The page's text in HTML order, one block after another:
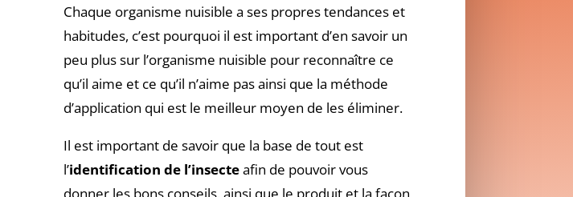
Chaque organisme nuisible a ses propres tendances et
habitudes, c’est pourquoi il est important d’en savoir un
peu plus sur l’organisme nuisible pour reconnaître ce
qu’il aime et ce qu’il n’aime pas ainsi que la méthode
d’application qui est le meilleur moyen de les éliminer.
Il est important de savoir que la base de tout est
l’identification de l’insecteafin de pouvoir vous